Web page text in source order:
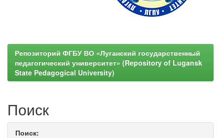
Репозиторий ФГБУ ВО «Луганский государственный
педагогический университет» (Repository of Lugansk
State Pedagogical University)
Поиск
Поиск: